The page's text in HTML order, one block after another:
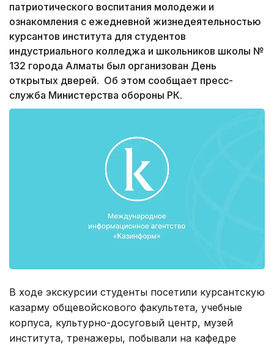
патриотического воспитания молодежи и
ознакомления с ежедневной жизнедеятельностью
курсантов института для студентов
индустриального колледжа и школьников школы №
132 города Алматы был организован День
открытых дверей. Об этом сообщает пресс-
служба Министерства обороны РК.
В ходе экскурсии студенты посетили курсантскую
казарму общевойскового факультета, учебные
корпуса, культурно-досуговый центр, музей
института, тренажеры, побывали на кафедре